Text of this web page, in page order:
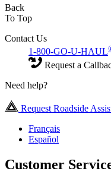
Back
To Top
Contact Us
1-800-GO-U-HAUL
Request a
Need help?
Request Roadside
Français
Español
Customer